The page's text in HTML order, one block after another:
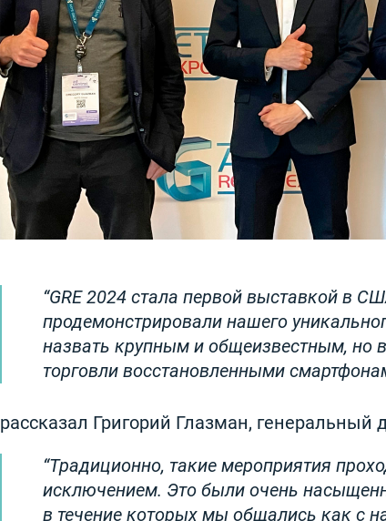
GRE 2024 стала первой выставкой в
продемонстрировали нашего
назвать крупным и общеизвестным, но
торговли восстановленными
рассказал Григорий Глазман, генеральный
Традиционно, такие мероприятия
исключением. Это были очень
в течение которых мы общались как с